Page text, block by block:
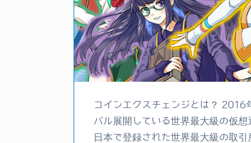
コインエクスチェンジとは？ 2016
バル展開している世界最大級の仮
日本で登録された世界最大級の取